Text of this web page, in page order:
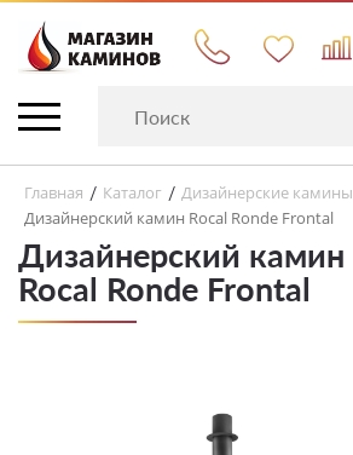
Главная / Каталог / Дизайнерские камины
Дизайнерский камин Rocal Ronde Frontal
Дизайнерский камин
Rocal Ronde Frontal